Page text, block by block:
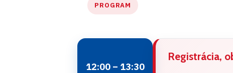
PROGRAM
12:00 – 13:30
Registrácia,